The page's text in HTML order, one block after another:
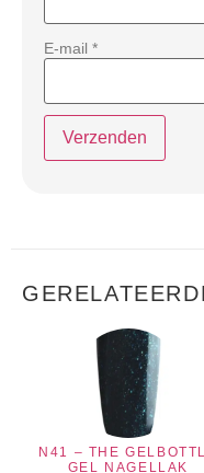
E-mail *
N41 – THE
GEL NAGELLAK